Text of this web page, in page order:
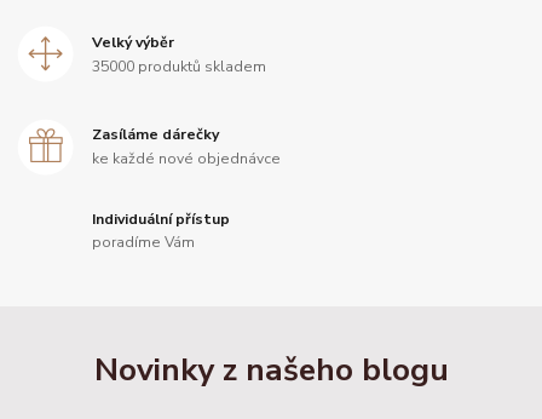
Velký výběr
35000 produktů skladem
Zasíláme dárečky
ke každé nové objednávce
Individuální přístup
poradíme Vám
Novinky z našeho blogu